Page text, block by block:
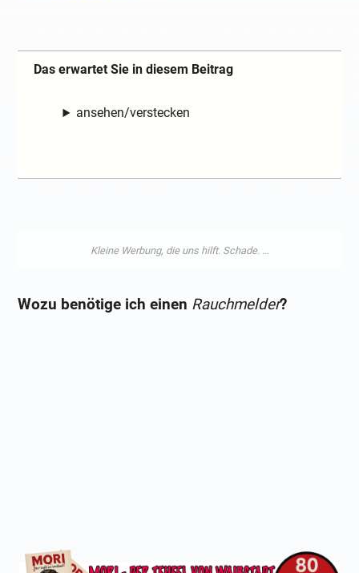
Das erwartet Sie in diesem Beitrag
ansehen/verstecken
Wozu benötige ich einen Rauchmelder?